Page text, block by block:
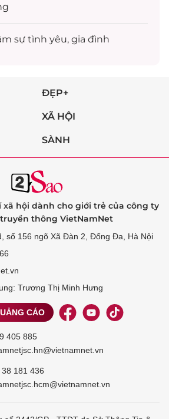
sự tình yêu, gia đình
ĐẸP+
XÃ HỘI
SÀNH
hội dành cho giới trẻ của công ty
thông VietNamNet
số 156 ngõ Xã Đàn 2, Đống Đa, Hà Nội
Trương Thị Minh Hưng
CÁO
405 885
181 436